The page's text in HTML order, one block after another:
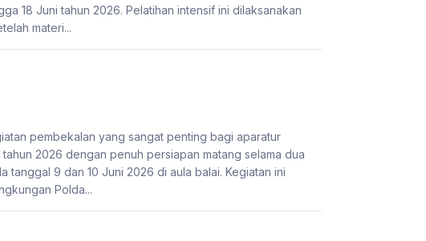
18 Juni tahun 2026. Pelatihan intensif ini dilaksanakan
materi...
pembekalan yang sangat penting bagi aparatur
2026 dengan penuh persiapan matang selama dua
9 dan 10 Juni 2026 di aula balai. Kegiatan ini
Polda...